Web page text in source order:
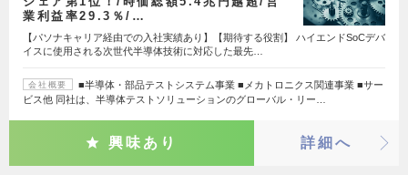
業利益率29.3％/…
【パソナキャリア経由での入社実績あり】【期待する役割】 ハイエンドSoCデバ
イスに使用される次世代半導体技術に対応した最先…
会社概要
■半導体・部品テストシステム事業 ■メカトロニクス関連事業 ■サー
ビス他 同社は、半導体テストソリューションのグローバル・リー…
興味あり 詳細へ